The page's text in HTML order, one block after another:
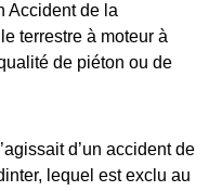
Accident de la
terrestre à moteur à
de piéton ou de
d’un accident de
lequel est exclu au